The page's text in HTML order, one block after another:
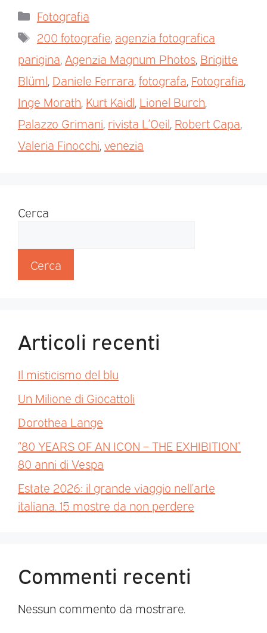
Fotografia
200 fotografie agenzia fotografica
parigina Agenzia Magnum Photos Brigitte
Blüml Daniele Ferrara fotografa Fotografia
Inge Morath Kurt Kaidl Lionel Burch
Palazzo Grimani rivista L’Oeil Robert Capa
Valeria Finocchi venezia
Cerca
Cerca
Articoli recenti
Il misticismo del blu
Un Milione di Giocattoli
Dorothea Lange
“80 YEARS OF AN ICON – THE EXHIBITION”
80 anni di Vespa
Estate 2026: il grande viaggio nell’arte
italiana. 15 mostre da non perdere
Commenti recenti
Nessun commento da mostrare.